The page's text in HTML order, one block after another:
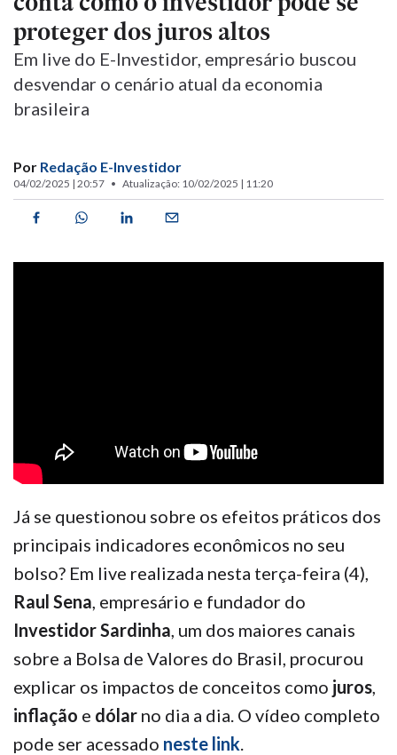
proteger dos juros altos
Em live do E-Investidor, empresário buscou
desvendar o cenário atual da economia
brasileira
Por Redação E-Investidor
04/02/2025 | 20:57 Atualização: 10/02/2025 | 11:20
Já se questionou sobre os efeitos práticos dos
principais indicadores econômicos no seu
bolso? Em live realizada nesta terça-feira (4),
Raul Sena, empresário e fundador do
Investidor Sardinha, um dos maiores canais
sobre a Bolsa de Valores do Brasil, procurou
explicar os impactos de conceitos como juros,
inflação e dólar no dia a dia. O vídeo completo
pode ser acessado neste link.